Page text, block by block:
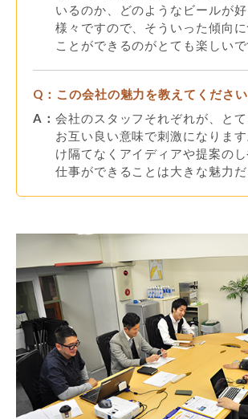
いるのか、どのようなビールが
様々ですので、そういった傾向
ことができるのがとても楽しいで
Q： この会社の魅力を教えてください
A： 会社のスタッフそれぞれが、とて
お互い良い意味で刺激になりま
け隔てなくアイディアや提案の
仕事ができることは大きな魅力だ